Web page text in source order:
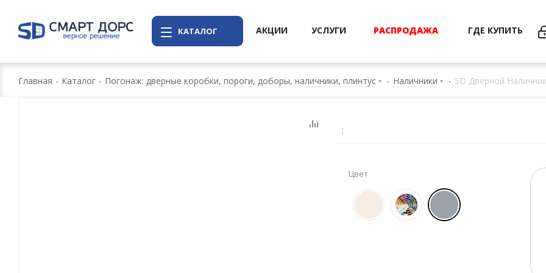
КАТАЛОГ АКЦИИ УСЛУГИ РАСПРОДАЖА ГДЕ КУПИТЬ
Главная - Каталог - Погонаж: дверные коробки, пороги, доборы, наличники, плинтус - Наличники - SD Дверной
:
Цвет